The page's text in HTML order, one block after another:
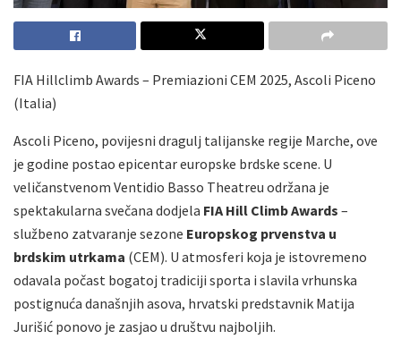
FIA Hillclimb Awards – Premiazioni CEM 2025, Ascoli Piceno
(Italia)
Ascoli Piceno, povijesni dragulj talijanske regije Marche, ove
je godine postao epicentar europske brdske scene. U
veličanstvenom Ventidio Basso Theatreu održana je
spektakularna svečana dodjela FIA Hill Climb Awards –
službeno zatvaranje sezone Europskog prvenstva u
brdskim utrkama (CEM). U atmosferi koja je istovremeno
odavala počast bogatoj tradiciji sporta i slavila vrhunska
postignuća današnjih asova, hrvatski predstavnik Matija
Jurišić ponovo je zasjao u društvu najboljih.